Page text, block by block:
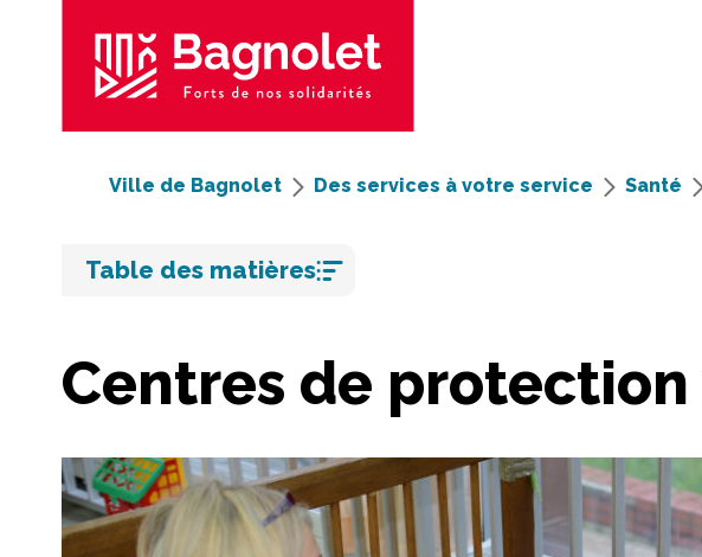
Ville de Bagnolet Des services à votre service Santé
Centres de
Table des matières